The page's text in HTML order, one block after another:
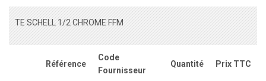
TE SCHELL 1/2 CHROME FFM
Référence
Code
Fournisseur
Quantité Prix TTC